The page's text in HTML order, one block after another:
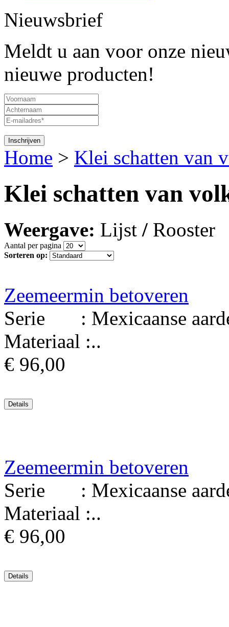
Nieuwsbrief
Meldt u aan voor onze
nieuwe producten!
Home > Klei schatten van
Klei schatten van
Weergave: Lijst / Rooster
Aantal per pagina
Sorteren op:
Zeemeermin betoveren
Serie : Mexicaanse
Materiaal :..
€ 96,00
Zeemeermin betoveren
Serie : Mexicaanse
Materiaal :..
€ 96,00